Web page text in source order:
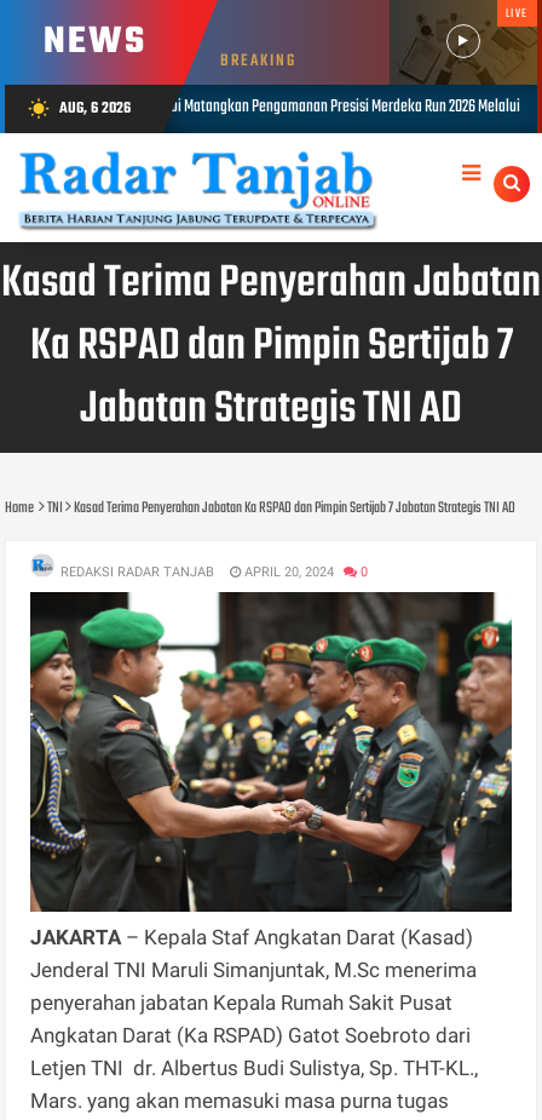
NEWS BREAKING
LIVE
wb_sunny AUG, 6 2026
Presisi Merdeka Run 2026 Melalui Tactical Floor Game AUG 06, 2026 Kasrem
Kasad Terima Penyerahan Jabatan
Ka RSPAD dan Pimpin Sertijab 7
Jabatan Strategis TNI AD
Home TNI Kasad Terima Penyerahan Jabatan Ka RSPAD dan Pimpin Sertijab 7 Jabatan Strategis TNI AD
REDAKSI RADAR TANJAB APRIL 20, 2024 0
JAKARTA– Kepala Staf Angkatan Darat (Kasad)
Jenderal TNI Maruli Simanjuntak, M.Sc menerima
penyerahan jabatan Kepala Rumah Sakit Pusat
Angkatan Darat (Ka RSPAD) Gatot Soebroto dari
Letjen TNI dr. Albertus Budi Sulistya, Sp. THT-KL.,
Mars. yang akan memasuki masa purna tugas